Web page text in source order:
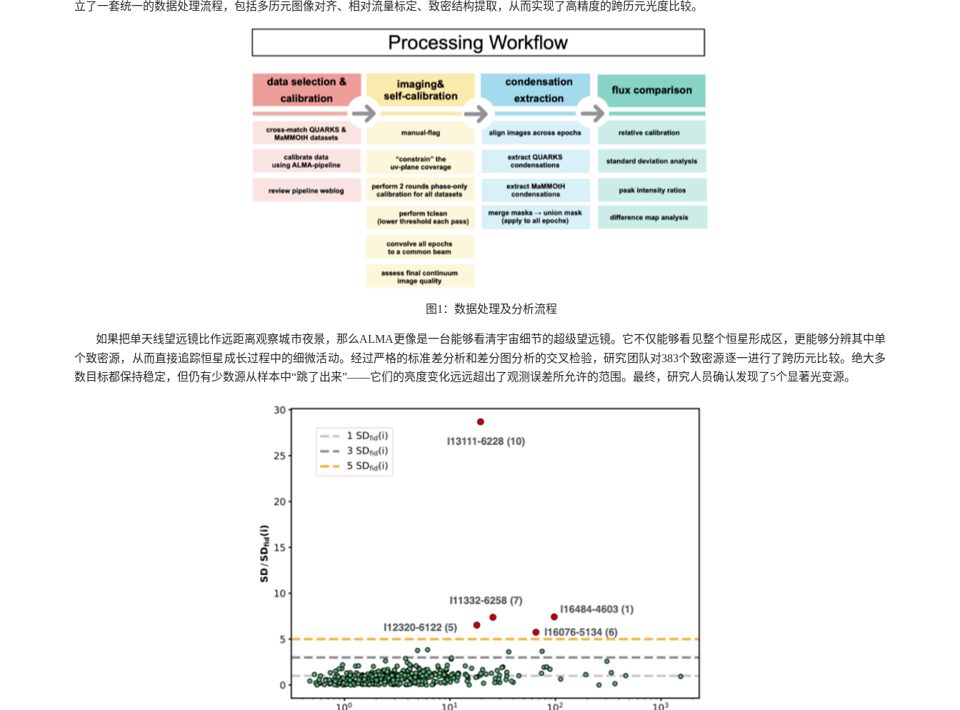
立了一套统一的数据处理流程，包括多历元图像对齐、相对流量标定、致密结构提取，从而实现了高精度的跨历元光度比较。
图 1 ：数据处理及分析流程
如果把单天线望远镜比作远距离观察城市夜景，那么ALMA 更像是一台能够看清宇宙细节的超级望远镜。它不仅能够看见整个恒星形成区，更能够分辨其中单
个致密源，从而直接追踪恒星成长过程中的细微活动。经过严格的标准差分析和差分图分析的交叉检验，研究团队对383个致密源逐一进行了跨历元比较。绝大多
数目标都保持稳定，但仍有少数源从样本中“跳了出来”——它们的亮度变化远远超出了观测误差所允许的范围。最终，研究人员确认发现了5个显著光变源。